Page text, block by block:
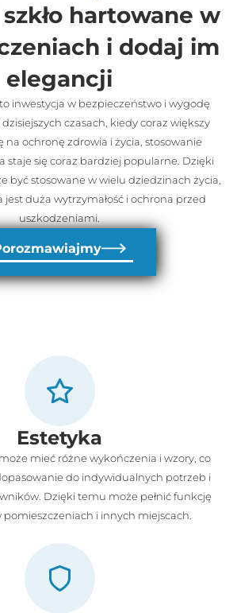
hartowane w
i dodaj im
elegancji
inwestycja w bezpieczeństwo i wygodę
czasach, kiedy coraz większy
na ochronę zdrowia i życia, stosowanie
staje się coraz bardziej popularne. Dzięki
być stosowane w wielu dziedzinach życia,
duża wytrzymałość i ochrona przed
uszkodzeniami.
Estetyka
mieć różne wykończenia i wzory, co
do indywidualnych potrzeb i
Dzięki temu może pełnić funkcję
pomieszczeniach i innych miejscach.